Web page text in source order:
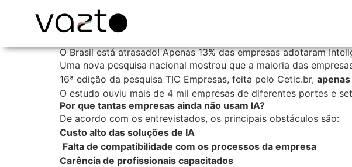
O Brasil está atrasado! Apenas 13% das empresas adotaram
Uma nova pesquisa nacional mostrou que a maioria das
16ª edição da pesquisa TIC Empresas, feita pelo Cetic.br,
O estudo ouviu mais de 4 mil empresas de diferentes portes e
Por que tantas empresas ainda não usam IA?
De acordo com os entrevistados, os principais obstáculos são:
Custo alto das soluções de IA
Falta de compatibilidade com os processos da empresa
Carência de profissionais capacitados